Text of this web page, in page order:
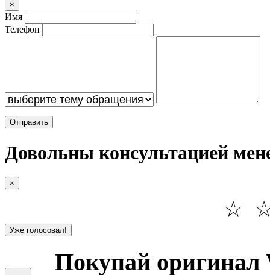
×
Имя
Телефон
Отправить
Довольны консультацией
×
☆
Уже голосовал!
Покупай оригинал